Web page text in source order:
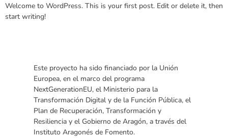
Welcome to WordPress. This is your first post. Edit or delete it, then
start writing!
Este proyecto ha sido financiado por la Unión
Europea, en el marco del programa
NextGenerationEU, el Ministerio para la
Transformación Digital y de la Función Pública, el
Plan de Recuperación, Transformación y
Resiliencia y el Gobierno de Aragón, a través del
Instituto Aragonés de Fomento.